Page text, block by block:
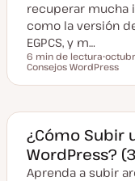
z
a
d
recuperar mucha
como la versión
EGPCS, y m…
Tiempo de lectura
6 min de lectura
F
c
a
c
t
u
a
l
Consejos WordPress
¿Cómo Subir
WordPress?
Aprenda a subir